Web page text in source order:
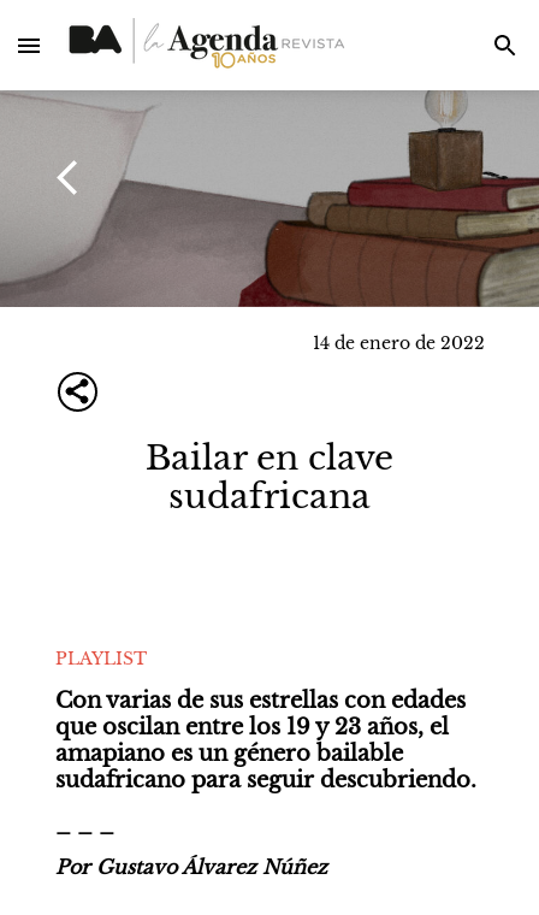
14 de enero de 2022
Bailar en clave
sudafricana
PLAYLIST
Con varias de sus estrellas con edades
que oscilan entre los 19 y 23 años, el
amapiano es un género bailable
sudafricano para seguir descubriendo.
Por Gustavo Álvarez Núñez